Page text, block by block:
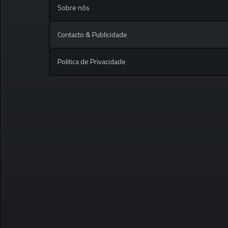
Sobre nós
Contacto & Publicidade
Politica de Privacidade